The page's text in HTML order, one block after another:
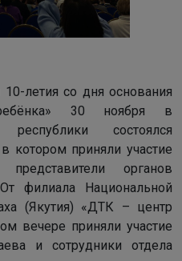
летия со дня основания
30 ноября в
состоялся
котором приняли участие
органов
филиала Национальной
(Якутия) «ДТК – центр
вечере приняли участие
и сотрудники отдела